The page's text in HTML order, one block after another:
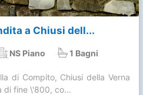
a Chiusi dell...
NS Piano 1 Bagni
di Compito, Chiusi della Verna
di fine \'800, co...